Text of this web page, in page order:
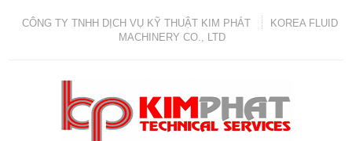
CÔNG TY TNHH DỊCH VỤ KỸ THUẬT KIM PHÁT
KOREA FLUID
MACHINERY CO., LTD